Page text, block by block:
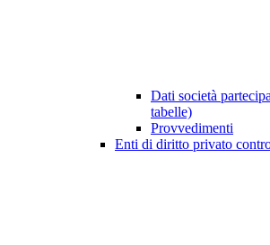
Dati società
tabelle)
Provvedimenti
Enti di diritto privato